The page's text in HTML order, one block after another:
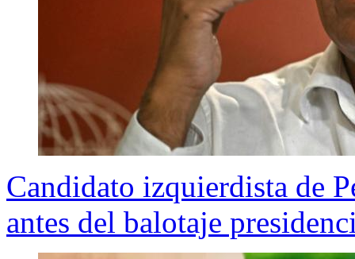
Candidato izquierdista de
antes del balotaje